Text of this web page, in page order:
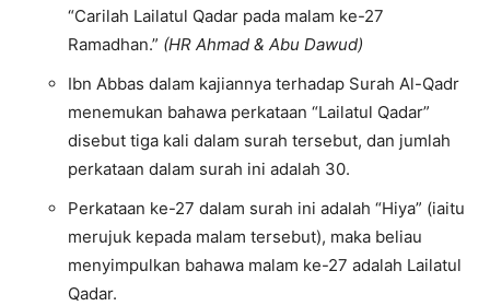
“Carilah Lailatul Qadar pada malam ke-27
Ramadhan.” (HR Ahmad & Abu Dawud)
Ibn Abbas dalam kajiannya terhadap Surah Al-Qadr
menemukan bahawa perkataan “Lailatul Qadar”
disebut tiga kali dalam surah tersebut, dan jumlah
perkataan dalam surah ini adalah 30.
Perkataan ke-27 dalam surah ini adalah “Hiya” (iaitu
merujuk kepada malam tersebut), maka beliau
menyimpulkan bahawa malam ke-27 adalah Lailatul
Qadar.